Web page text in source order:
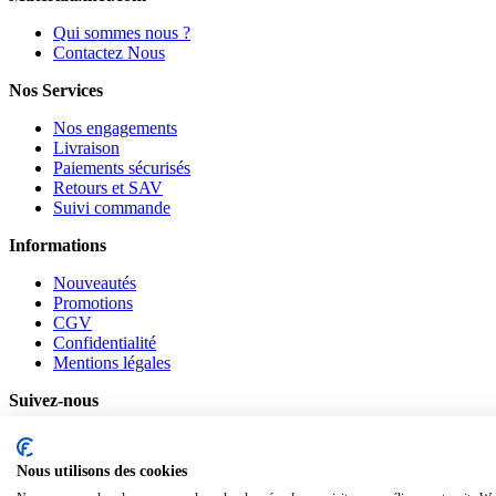
Qui sommes nous ?
Contactez Nous
Nos Services
Nos engagements
Livraison
Paiements sécurisés
Retours et SAV
Suivi commande
Informations
Nouveautés
Promotions
CGV
Confidentialité
Mentions légales
Suivez-nous
Notre Blog
Nous utilisons des cookies